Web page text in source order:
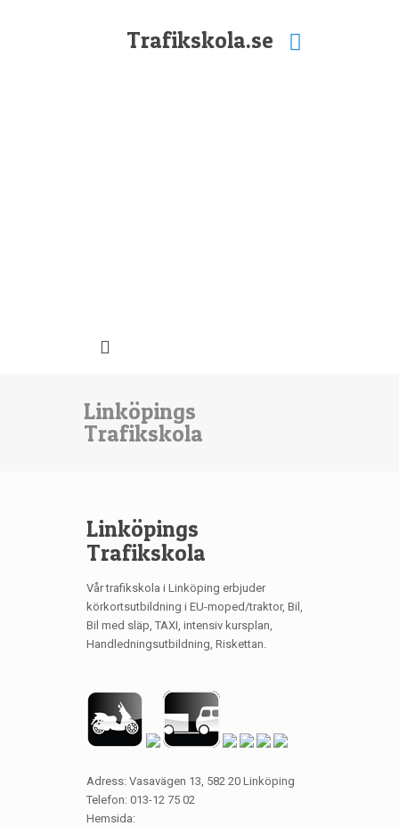
Trafikskola.se
Linköpings
Trafikskola
Linköpings
Trafikskola
Vår trafikskola i Linköping erbjuder
körkortsutbildning i EU-moped/traktor, Bil,
Bil med släp, TAXI, intensiv kursplan,
Handledningsutbildning, Riskettan.
Adress: Vasavägen 13, 582 20 Linköping
Telefon: 013-12 75 02
Hemsida: